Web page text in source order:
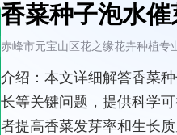
香菜种子泡水催
赤峰市元宝山区花之缘花卉种植专
介绍： 本文详细解答香菜
长等关键问题，提供科学
者提高香菜发芽率和生长质